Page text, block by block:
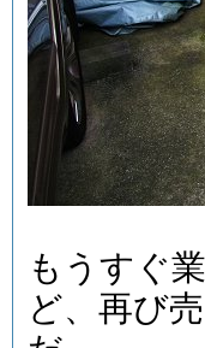
もうすぐ
ど、再び